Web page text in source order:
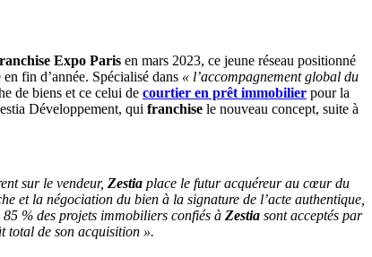
Expo Paris en mars 2023, ce jeune réseau positionné
fin d’année. Spécialisé dans « l’accompagnement global du
de biens et ce celui de courtier en prêt immobilier pour la
Développement, qui franchise le nouveau concept, suite à
sur le vendeur, Zestia place le futur acquéreur au cœur du
et la négociation du bien à la signature de l’acte authentique,
85 % des projets immobiliers confiés à Zestia sont acceptés par
total de son acquisition ».